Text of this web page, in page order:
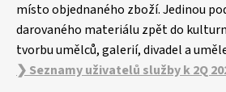
místo objednaného zboží. Jedinou
darovaného materiálu zpět do
tvorbu umělců, galerií, divadel a
❯ Seznamy uživatelů služby k 2Q